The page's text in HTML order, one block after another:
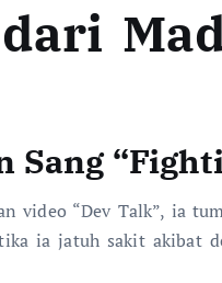
Sang
video “Dev Talk”, ia
ia jatuh sakit akibat